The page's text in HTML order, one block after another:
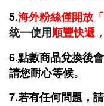
5.海外粉絲僅開放
統一使用順豐快遞
6.點數商品兌換後
請您耐心等候。
7.若有任何問題，